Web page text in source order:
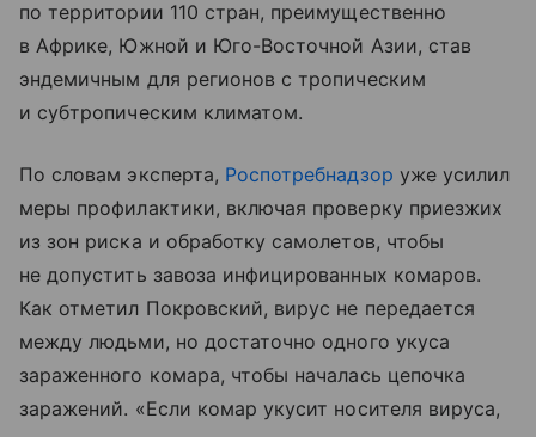
по территории 110 стран, преимущественно
в Африке, Южной и Юго-Восточной Азии, став
эндемичным для регионов с тропическим
и субтропическим климатом.
По словам эксперта, Роспотребнадзор уже усилил
меры профилактики, включая проверку приезжих
из зон риска и обработку самолетов, чтобы
не допустить завоза инфицированных комаров.
Как отметил Покровский, вирус не передается
между людьми, но достаточно одного укуса
зараженного комара, чтобы началась цепочка
заражений. «Если комар укусит носителя вируса,